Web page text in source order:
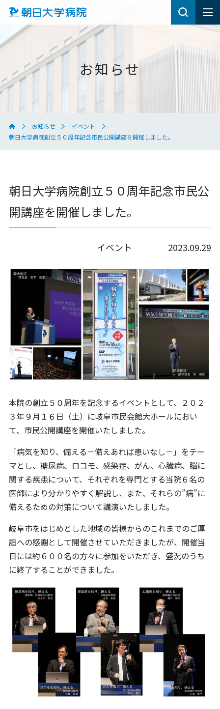
お知らせ
お知らせ
イベント
朝日大学病院創立５０周年記念市民公開講座を開催しました。
朝日大学病院創立５０周年記念市民公
開講座を開催しました。
イベント 2023.09.29
本院の創立５０周年を記念するイベントとして、２０２
３年９月１６日（土）に岐阜市民会館大ホールにおい
て、市民公開講座を開催いたしました。
「病気を知り、備える－備えあれば患いなし－」をテー
マとし、糖尿病、ロコモ、感染症、がん、心臓病、脳に
関する疾患について、それぞれを専門とする当院６名の
医師により分かりやすく解説し、また、それらの”病”に
備えるための対策について講演いたしました。
岐阜市をはじめとした地域の皆様からのこれまでのご厚
誼への感謝として開催させていただきましたが、開催当
日には約６００名の方々に参加をいただき、盛況のうち
に終了することができました。